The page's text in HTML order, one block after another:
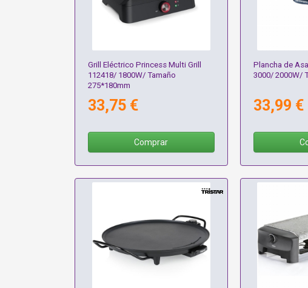
Grill Eléctrico Princess Multi Grill
112418/ 1800W/ Tamaño
275*180mm
33,75 €
Comprar
Plancha de
3000/ 2000W/
33,99 €